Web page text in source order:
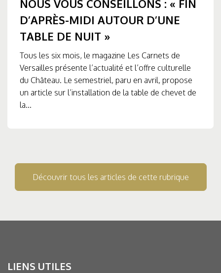
NOUS VOUS CONSEILLONS : « FIN
D’APRÈS-MIDI AUTOUR D’UNE
TABLE DE NUIT »
Tous les six mois, le magazine Les Carnets de
Versailles présente l’actualité et l’offre culturelle
du Château. Le semestriel, paru en avril, propose
un article sur l’installation de la table de chevet de
la...
Découvrir tous les articles de cette rubrique
LIENS UTILES